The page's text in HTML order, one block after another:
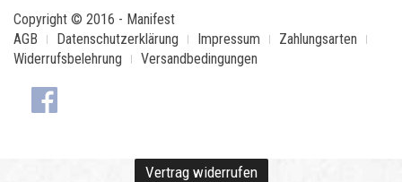
Copyright © 2016 - Manifest
AGB
Datenschutzerklärung Impressum
Zahlungsarten
Widerrufsbelehrung
Versandbedingungen
Vertrag widerrufen